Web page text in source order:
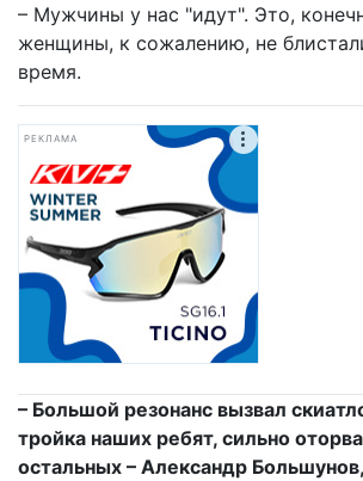
– Мужчины у нас "идут". Это,
женщины, к сожалению, не
время.
РЕКЛАМА
– Большой резонанс вызвал
тройка наших ребят, сильно
остальных – Александр